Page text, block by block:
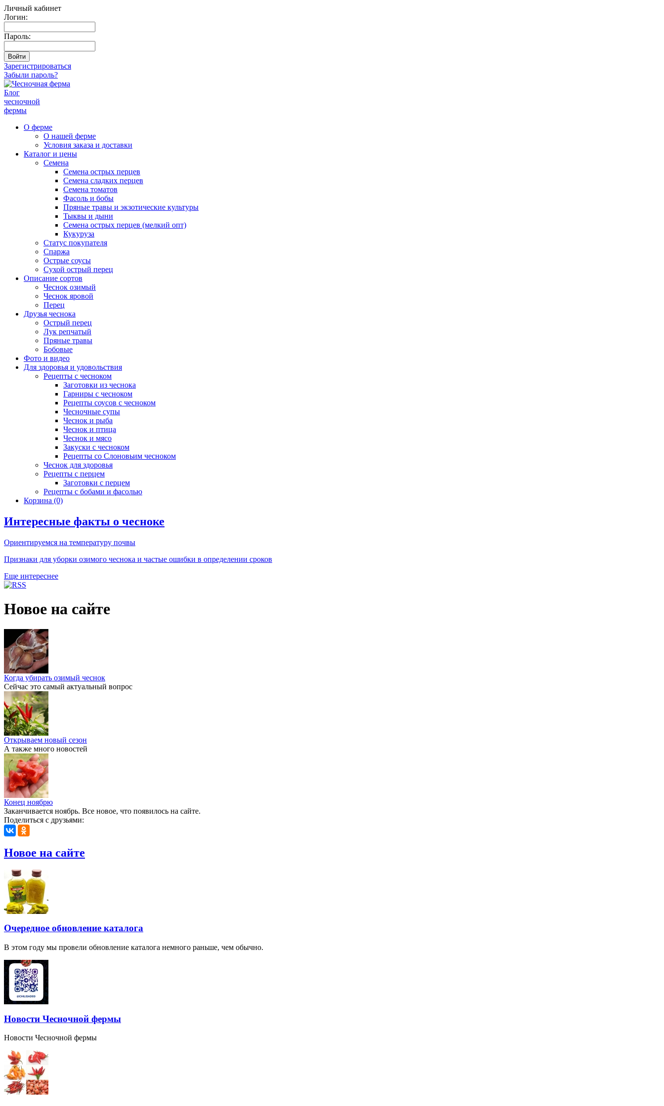
Личный кабинет
Логин:
Пароль:
Зарегистрироваться
Забыли пароль?
Блог
чесночной
фермы
О ферме
О нашей ферме
Условия заказа и доставки
Каталог и цены
Семена
Семена острых перцев
Семена сладких перцев
Семена томатов
Фасоль и бобы
Пряные травы и экзотические культуры
Тыквы и дыни
Семена острых перцев (мелкий опт)
Кукуруза
Статус покупателя
Спаржа
Острые соусы
Сухой острый перец
Описание сортов
Чеснок озимый
Чеснок яровой
Перец
Друзья чеснока
Острый перец
Лук репчатый
Пряные травы
Бобовые
Фото и видео
Для здоровья и удовольствия
Рецепты с чесноком
Заготовки из чеснока
Гарниры с чесноком
Рецепты соусов с чесноком
Чесночные супы
Чеснок и рыба
Чеснок и птица
Чеснок и мясо
Закуски с чесноком
Рецепты со Слоновьим чесноком
Чеснок для здоровья
Рецепты с перцем
Заготовки с перцем
Рецепты с бобами и фасолью
Корзина (0)
Интересные факты о чесноке
Ориентируемся на температуру почвы
Признаки для уборки озимого чеснока и частые ошибки в определении сроков
Еще интереснее
Новое на сайте
Когда убирать озимый чеснок
Сейчас это самый актуальный вопрос
Открываем новый сезон
А также много новостей
Конец ноябрю
Заканчивается ноябрь. Все новое, что появилось на сайте.
Поделиться с друзьями:
Новое на сайте
Очередное обновление каталога
В этом году мы провели обновление каталога немного раньше, чем обычно.
Новости Чесночной фермы
Новости Чесночной фермы